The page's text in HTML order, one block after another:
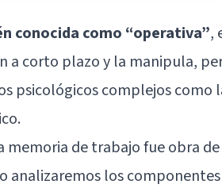
conocida como “operativa”,
a corto plazo y la manipula,
psicológicos complejos como
memoria de trabajo fue obra
analizaremos los